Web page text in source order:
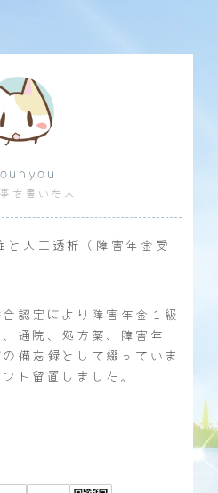
を書いた人
人工透析（障害年金受
認定により障害年金１級
通院、処方薬、障害年
備忘録として綴っていま
ト留置しました。